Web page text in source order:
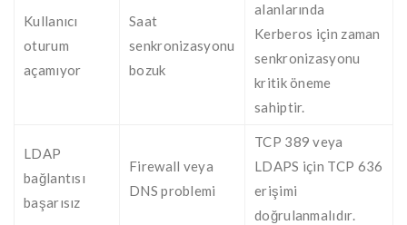
Kullanıcı
oturum
açamıyor
Saat
senkronizasyonu
bozuk
alanlarında
Kerberos için zaman
senkronizasyonu
kritik öneme
sahiptir.
LDAP
bağlantısı
başarısız
Firewall veya
DNS problemi
TCP 389 veya
LDAPS için TCP 636
erişimi
doğrulanmalıdır.